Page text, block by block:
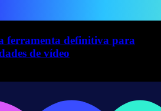
ferramenta definitiva para
de vídeo